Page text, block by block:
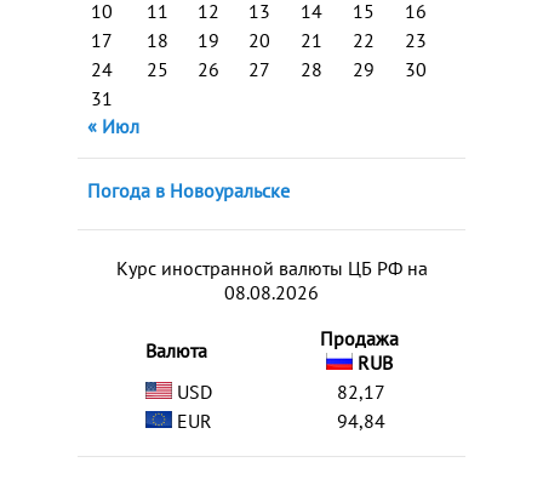
10 11 12 13 14 15
16
17
18 19 20 21 22
23
24
25 26 27 28 29
30
31
« Июл
Погода в Новоуральске
Курс иностранной валюты ЦБ РФ на
08.08.2026
Валюта
Продажа
RUB
USD
82,17
EUR
94,84